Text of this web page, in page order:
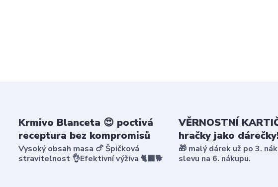
Krmivo Blanceta 😍 poctivá
receptura bez kompromisů
Vysoký obsah masa 🍗 Špičková
stravitelnost 👌Efektivní výživa 🐈‍⬛🐕
VĚRNOSTNÍ
hračky jako
🎁 malý dárek už po 3.
slevu na 6. nákupu.